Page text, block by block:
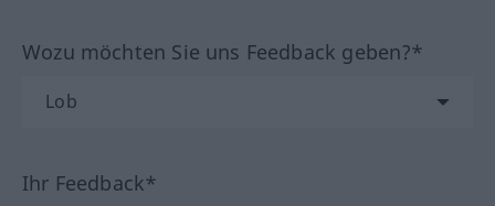
Wozu möchten Sie uns Feedback geben?*
Ihr Feedback*